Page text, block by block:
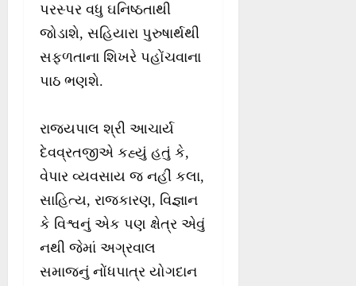
પરસ્પર વધુ ઘનિષ્ઠતાથી
જોડાશે, સહિયારા પુરુષાર્થથી
સફળતાના શિખરે પહોંચવાના
પાઠ ભણશે.
રાજ્યપાલ શ્રી આચાર્ય
દેવવ્રતજીએ કહ્યું હતું કે,
વેપાર વ્યવસાય જ નહીં કલા,
સાહિત્ય, રાજકારણ, વિજ્ઞાન
કે વિશ્વનું એક પણ ક્ષેત્ર એવું
નથી જેમાં અગ્રવાલ
સમાજનું નોંધપાત્ર યોગદાન